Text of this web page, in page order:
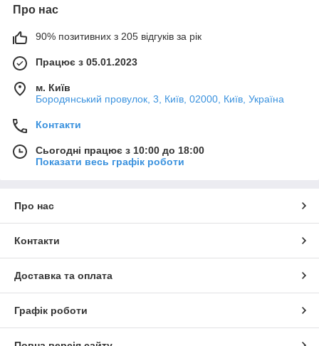
Про нас
90% позитивних з 205 відгуків за рік
Працює з 05.01.2023
м. Київ
Бородянський провулок, 3, Київ, 02000, Київ, Україна
Контакти
Сьогодні працює з 10:00 до 18:00
Показати весь графік роботи
Про нас
Контакти
Доставка та оплата
Графік роботи